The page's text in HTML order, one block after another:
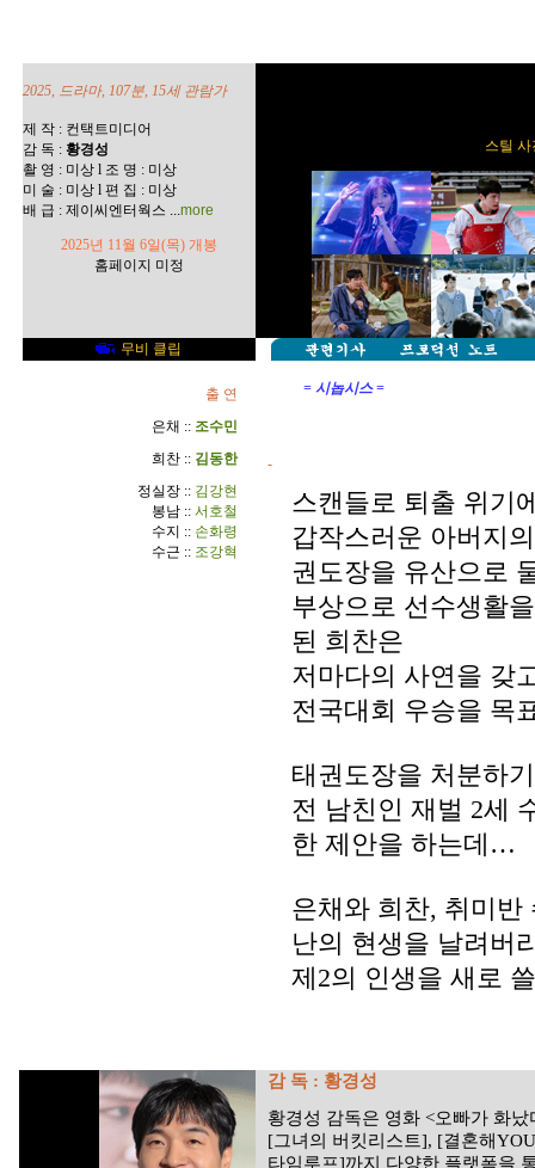
2025, 드라마, 107분, 15세 관람가
제 작 : 컨택트미디어
감 독 : 황경성
촬 영 : 미상 l 조 명 : 미상
미 술 : 미상 l 편 집 : 미상
배 급 : 제이씨엔터웍스 ...more
2025년 11월 6일(목) 개봉
홈페이지 미정
스틸
무비 클립
출 연
은채 :: 조수민
희찬 :: 김동한
정실장 :: 김강현
봉남 :: 서호철
수지 :: 손화령
수근 :: 조강혁
= 시놉시스 =
-
스캔들로 퇴출 위기
갑작스러운 아버지
권도장을 유산으로
부상으로 선수생활
된 희찬은
저마다의 사연을 갖
전국대회 우승을 목
태권도장을 처분하
전 남친인 재벌 2세
한 제안을 하는데…
은채와 희찬, 취미반
난의 현생을 날려버
제2의 인생을 새로
감 독 : 황경성
황경성 감독은 영화 <오빠가 화
[그녀의 버킷리스트], [결혼해
타임루프]까지 다양한 플랫폼을